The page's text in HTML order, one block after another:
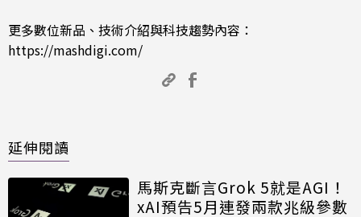
更多數位新品、技術介紹與科技趨勢內容：
https://mashdigi.com/
延伸閱讀
馬斯克斷言Grok 5就是AGI！
xAI預告5月連發兩款兆級參數